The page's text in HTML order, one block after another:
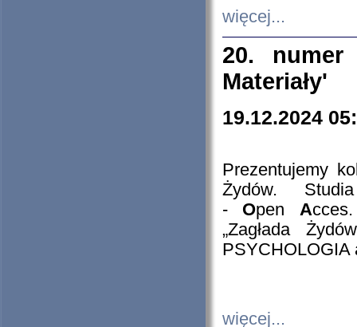
więcej...
20. numer
Materiały'
19.12.2024
Prezentujemy
Żydów.
- Open A
„Zagłada
PSYCHOLOGIA
więcej...